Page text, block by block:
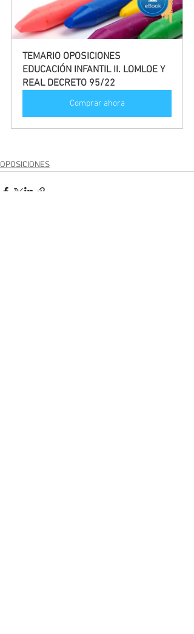
TEMARIO OPOSICIONES
EDUCACIÓN INFANTIL II. LOMLOE Y
REAL DECRETO 95/22
Comprar ahora
OPOSICIONES